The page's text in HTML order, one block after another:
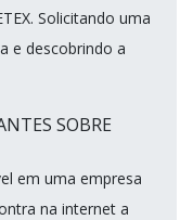
Solicitando uma
e descobrindo a
SOBRE
em uma empresa
na internet a